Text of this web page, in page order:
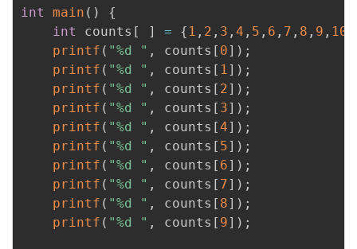
int main ( )
{
int
counts [ ] = { 1 , 2 , 3 , 4 , 5 , 6 , 7 , 8 , 9 , 10
printf ( "%d " , counts [ 0] ) ;
printf ( "%d " , counts [ 1 ] ) ;
printf ( "%d " , counts [ 2] ) ;
printf ( "%d " , counts [ 3] ) ;
printf ( "%d " , counts [4] ) ;
printf ( "%d " , counts [ 5] ) ;
printf ( "%d " , counts [ 6] ) ;
printf ( "%d " , counts [ 7] ) ;
printf ( "%d " , counts [ 8] ) ;
printf ( "%d " , counts [ 9] ) ;